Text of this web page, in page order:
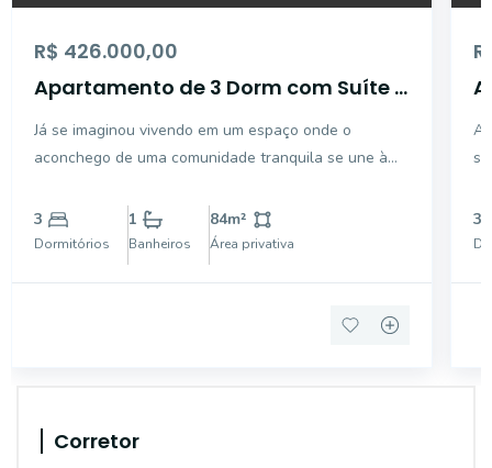
R$ 426.000,00
Apartamento de 3 Dorm com Suíte e
dos Campos
Já se imaginou vivendo em um espaço onde o
aconchego de uma comunidade tranquila se une à
dormitórios, sendo 1 suíte, foi feito para acolher sua
família com o conforto e a privacidade que vocês
merecem. A di
3
Dormitórios
1
Banheiros
84m²
Área privativa
3
Corretor